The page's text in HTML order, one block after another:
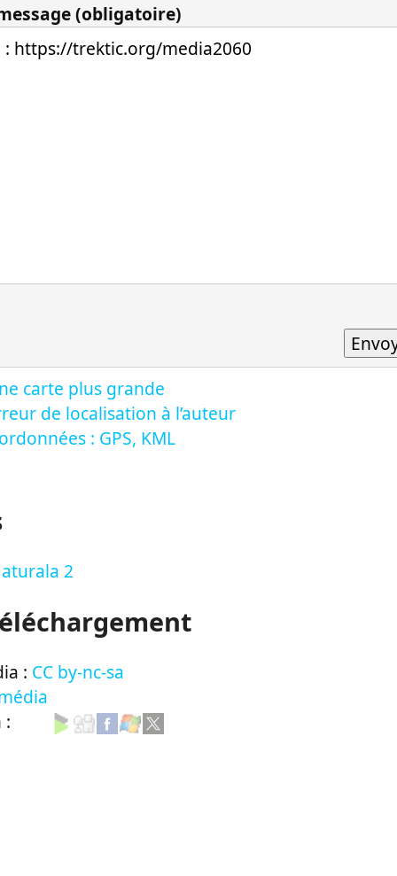
(obligatoire)
carte plus grande
de localisation à l’auteur
: GPS, KML
2
: CC by-nc-sa
: